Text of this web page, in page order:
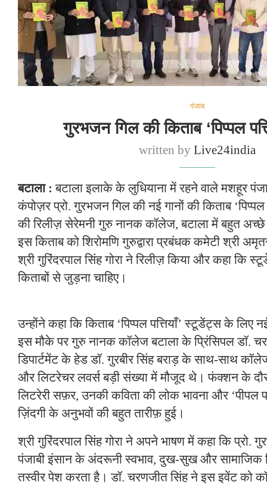
पंजाब
गुरभजन गिल की किताब ‘पिप्पल
written byLive24india
बटाला :बटाला इलाके के लुधियाना में रहने वाले मशहूर
कंपोज़र प्रो. गुरभजन गिल की नई गानों की किताब
की रिलीज़ सेरेमनी गुरु नानक कॉलेज, बटाला में बहुत अच्छे
इस किताब को शिरोमणि गुरुद्वारा प्रबंधक कमेटी श्री
श्री गुरिंदरपाल सिंह गोरा ने रिलीज़ किया और कहा कि
किताबों से जुड़ना चाहिए।
उन्होंने कहा कि किताब ‘पिप्पल पत्तियाँ’ स्टूडेंट्स के लिए
इस मौके पर गुरु नानक कॉलेज बटाला के प्रिंसिपल डॉ.
डिपार्टमेंट के हेड डॉ. गुरबीर सिंह बराड़ के साथ-साथ
और लिटरेचर लवर्स बड़ी संख्या में मौजूद थे। फंक्शन के
लिटरेरी सफ़र, उनकी कविता की लोक भावना और ‘पीपल
ज़िंदगी के अनुभवों की बहुत तारीफ़ हुई।
श्री गुरिंदरपाल सिंह गोरा ने अपने भाषण में कहा कि प्रो.
पंजाबी इंसान के अंदरूनी स्वभाव, दुख-सुख और सामाजिक
तस्वीर पेश करता है। डॉ. चरणजीत सिंह ने इस इवेंट को